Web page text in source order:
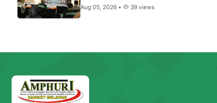
Aug 05, 2026 • 39 views